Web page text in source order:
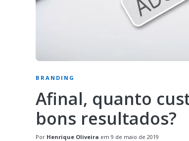
BRANDING
Afinal, quanto
bons resultados?
Por Henrique Oliveira em 9 de maio de 2019